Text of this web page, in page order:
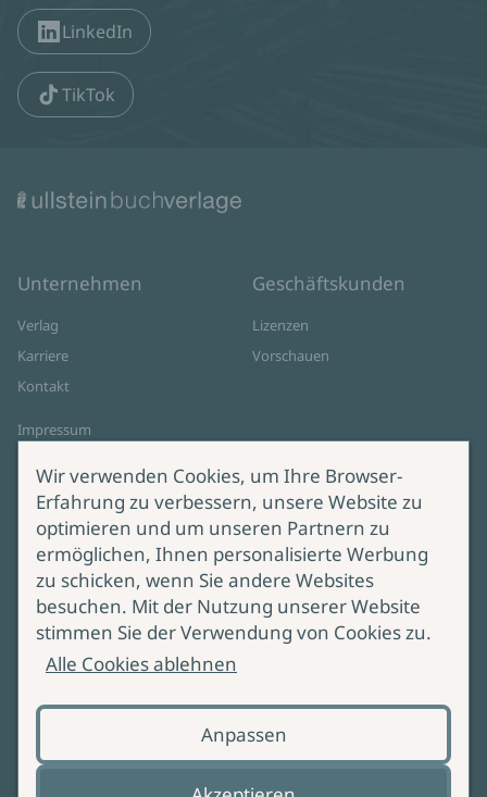
LinkedIn
TikTok
Unternehmen
Verlag
Karriere
Kontakt
Impressum
Cookie-Einstellungen
AGB Online Shop
Geschäftskunden
Lizenzen
Vorschauen
Service
Lieferung & Versand
Produktsicherheit
Bei Fragen zur Produktsicherheit
wenden Sie sich bitte an
Wir verwenden Cookies, um Ihre Browser-
Erfahrung zu verbessern, unsere Website zu
optimieren und um unseren Partnern zu
ermöglichen, Ihnen personalisierte Werbung
zu schicken, wenn Sie andere Websites
besuchen. Mit der Nutzung unserer Website
stimmen Sie der Verwendung von Cookies zu.
Alle Cookies ablehnen
Anpassen